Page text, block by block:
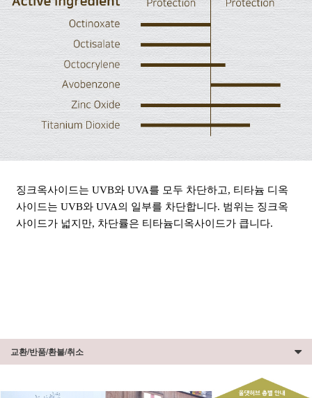
징크옥사이드는 UVB와 UVA를 모두 차단하고, 티타늄 디옥
사이드는 UVB와 UVA의 일부를 차단합니다. 범위는 징크옥
사이드가 넓지만, 차단률은 티타늄디옥사이드가 큽니다.
교환/반품/환불/취소